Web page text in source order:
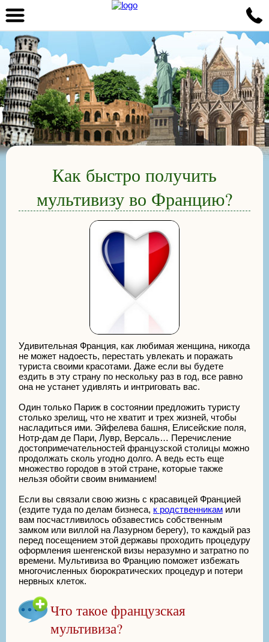
Как быстро получить
мультивизу во Францию?
Удивительная Франция, как любимая женщина, никогда
не может надоесть, перестать увлекать и поражать
туриста своими красотами. Даже если вы будете
ездить в эту страну по нескольку раз в год, все равно
она не устанет удивлять и интриговать вас.
Один только Париж в состоянии предложить туристу
столько зрелищ, что не хватит и трех жизней, чтобы
насладиться ими. Эйфелева башня, Елисейские поля,
Нотр-дам де Пари, Лувр, Версаль… Перечисление
достопримечательностей французской столицы можно
продолжать сколь угодно долго. А ведь есть еще
множество городов в этой стране, которые также
нельзя обойти своим вниманием!
Если вы связали свою жизнь с красавицей Францией
(ездите туда по делам бизнеса, к родственникам или
вам посчастливилось обзавестись собственным
замком или виллой на Лазурном берегу), то каждый раз
перед посещением этой державы проходить процедуру
оформления шенгенской визы неразумно и затратно по
времени. Мультивиза во Францию поможет избежать
многочисленных бюрократических процедур и потери
нервных клеток.
Что такое французская
мультивиза?